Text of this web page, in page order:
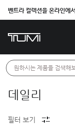
벤트라 컬렉션을 온라인에
원하시는 제품을 검색해
데일리
필터 보기